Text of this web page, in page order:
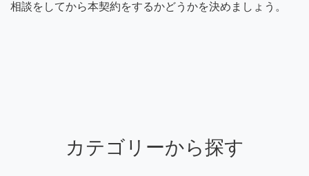
相談をしてから本契約をするかどうかを決めましょう。
カテゴリーから探す